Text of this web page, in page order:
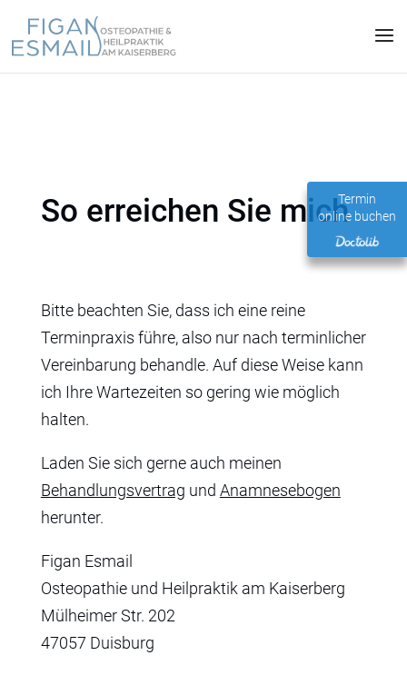
So erreichen Sie mich
Bitte beachten Sie, dass ich eine reine
Terminpraxis führe, also nur nach terminlicher
Vereinbarung behandle. Auf diese Weise kann
ich Ihre Wartezeiten so gering wie möglich
halten.
Laden Sie sich gerne auch meinen
Behandlungsvertrag und Anamnesebogen
herunter.
Figan Esmail
Osteopathie und Heilpraktik am Kaiserberg
Mülheimer Str. 202
47057 Duisburg
Termin
online buchen